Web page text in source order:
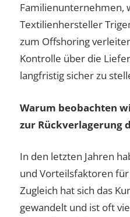
Familienunternehmen,
Textilienhersteller
zum Offshoring
Kontrolle über die
langfristig sicher zu
Warum beobachten
zur Rückverlagerung
In den letzten Jahren
und Vorteilsfaktoren
Zugleich hat sich das
gewandelt und ist oft